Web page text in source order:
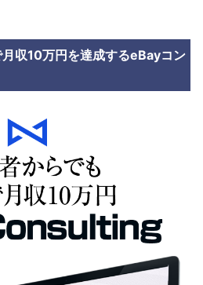
収10万円を達成するeBayコン